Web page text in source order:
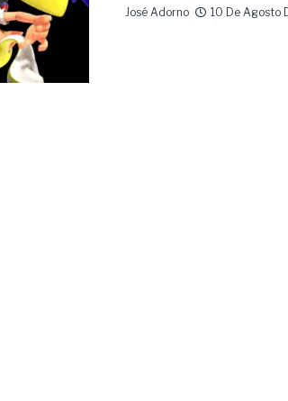
José Adorno 10 De Agosto